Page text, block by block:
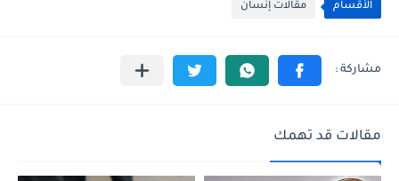
الأقسام مقالات إنسان
مقالات قد تهمك